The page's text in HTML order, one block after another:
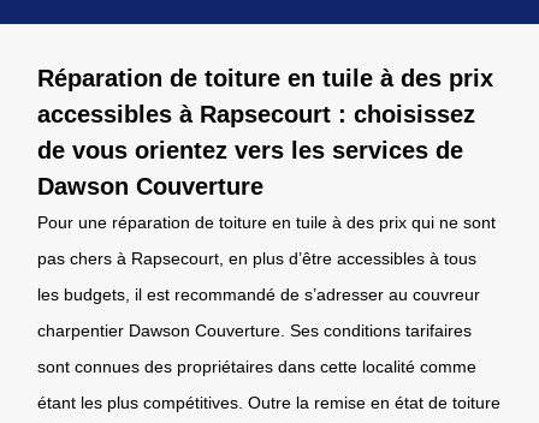
Réparation de toiture en tuile à des prix
accessibles à Rapsecourt : choisissez
de vous orientez vers les services de
Dawson Couverture
Pour une réparation de toiture en tuile à des prix qui ne sont
pas chers à Rapsecourt, en plus d’être accessibles à tous
les budgets, il est recommandé de s’adresser au couvreur
charpentier Dawson Couverture. Ses conditions tarifaires
sont connues des propriétaires dans cette localité comme
étant les plus compétitives. Outre la remise en état de toiture